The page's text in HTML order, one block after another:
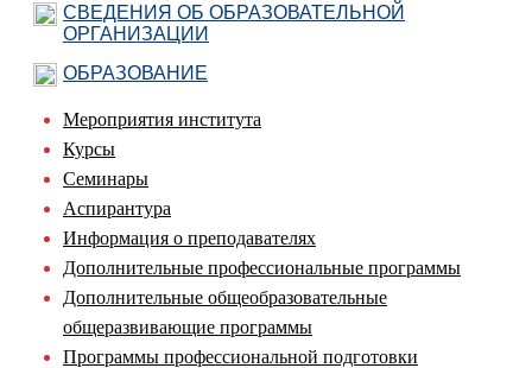
СВЕДЕНИЯ ОБ ОБРАЗОВАТЕЛЬНОЙ
ОРГАНИЗАЦИИ
ОБРАЗОВАНИЕ
Мероприятия института
Курсы
Семинары
Аспирантура
Информация о преподавателях
Дополнительные профессиональные программы
Дополнительные общеобразовательные
общеразвивающие программы
Программы профессиональной подготовки